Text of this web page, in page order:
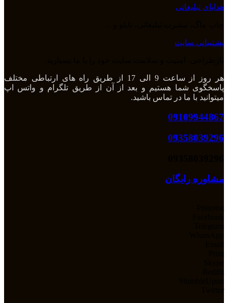
هدایای تبلیغاتی
پشتیبانی سایت
هر روز از ساعت 9 الی 17 از طریق راه های ارتباطی مختلف
پاسخگوی شما هستیم و بعد از آن از طریق تلگرام و واتس اپ
میتوانید با ما در تماس باشید.
09109944867
09358039296
مشاوره رایگان